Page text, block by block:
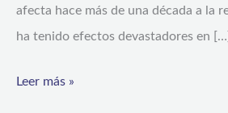
afecta hace más de una década a la
ha tenido efectos devastadores en […]
Leer más »